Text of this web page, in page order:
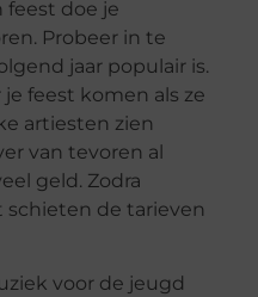
feest doe je
Probeer in te
jaar populair is.
feest komen als ze
artiesten zien
van tevoren al
geld. Zodra
de tarieven
voor de jeugd